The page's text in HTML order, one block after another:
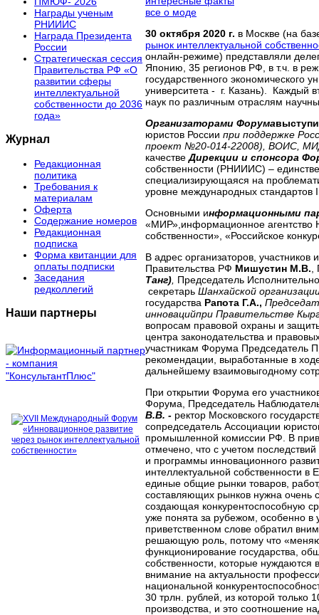
Награды ученым
РНИИИС
Награда Президента
России
Стратегическая сессия
Правительства РФ «О
развитии сферы
интеллектуальной
собственности до 2036
года»
Журнал
Редакционная
политика
Требования к
материалам
Оферта
Содержание номеров
Редакционная
подписка
Форма квитанции для
оплаты подписки
Заседания
редколлегий
Наши партнеры
все о моде
30 октября 2020 г. в Москве (на
рынок интеллектуальной
онлайн-режиме) представляли
Японию, 35 регионов РФ, в т.ч. в
государственного экономического
университета - г. Казань). Каждый
наук по различным отраслям
Организаторами Форума
юристов России при поддержке
проект №20-014-22008), ВОИС,
качествеДирекции и спонсора
собственности (РНИИИС) –
специализирующаяся на
уровне международных стандартов
Основными информационными
«МИР»,информационное агентство
собственности», «Российское
В адрес организаторов,
Правительства РФ Мишустин М.В.
Танг) Председатель
секретарь Шанхайской
государства Рапота Г.А.,
инновацийпри Правительстве
вопросам правовой охраны и
центра законодательства и
участникам Форума Председатель
рекомендации, выработанные в
дальнейшему взаимовыгодному
При открытии Форума его
Форума, Председатель
В.В. - ректор Московского
сопредседатель Ассоциации
промышленной комиссии РФ. В
отмечено, что с учетом
и программы инновационного
интеллектуальной собственности
единые общие рынки товаров,
составляющих рынков нужна очень
создающая конкурентоспособную
уже понята за рубежом, особенно
приветственном слове обратил
решающую роль, потому что
функционирование государства,
собственности, которые
внимание на актуальности
национальной
30 трлн. рублей, из которой только
производства, и это соотношение